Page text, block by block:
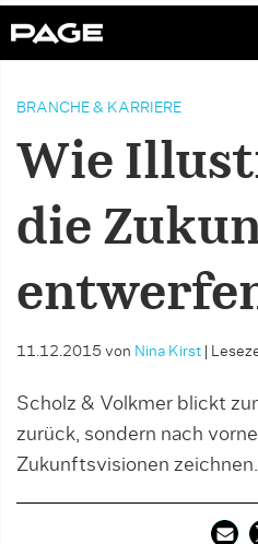
BRANCHE & KARRIERE
Wie
die
11.12.2015 von Nina Kirst
Scholz & Volkmer blickt
zurück, sondern nach
Zukunftsvisionen